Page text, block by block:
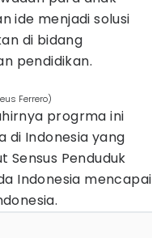
ide menjadi solusi
di bidang
pendidikan.
Ferrero)
progrma ini
di Indonesia yang
Sensus Penduduk
Indonesia mencapai